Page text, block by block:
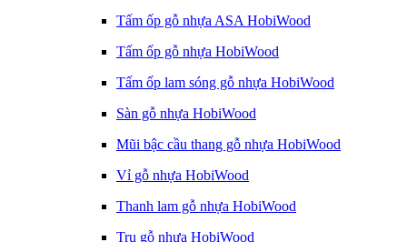
Tấm ốp gỗ nhựa ASA HobiWood
Tấm ốp gỗ nhựa HobiWood
Tấm ốp lam sóng gỗ nhựa HobiWood
Sàn gỗ nhựa HobiWood
Mũi bậc cầu thang gỗ nhựa HobiWood
Vỉ gỗ nhựa HobiWood
Thanh lam gỗ nhựa HobiWood
Trụ gỗ nhựa HobiWood